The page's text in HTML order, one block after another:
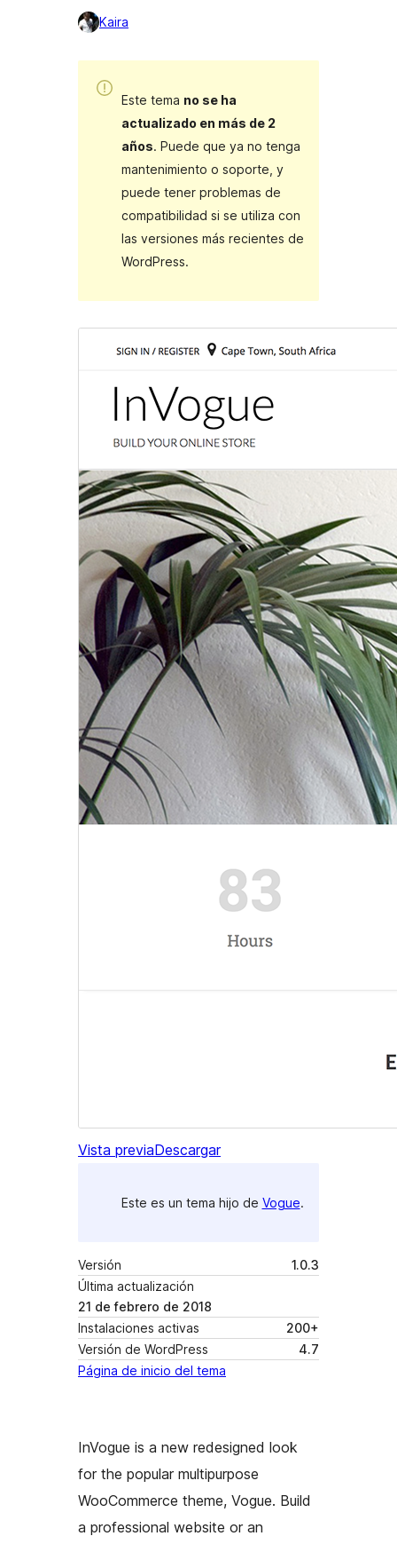
Kaira
Este tema no se ha
actualizado en más de 2
años. Puede que ya no tenga
mantenimiento o soporte, y
puede tener problemas de
compatibilidad si se utiliza con
las versiones más recientes de
WordPress.
Vista previaDescargar
Este es un tema hijo de Vogue.
Versión
1.0.3
Última actualización
21 de febrero de 2018
Instalaciones activas
200+
Versión de WordPress
4.7
Página de inicio del tema
InVogue is a new redesigned look
for the popular multipurpose
WooCommerce theme, Vogue. Build
a professional website or an